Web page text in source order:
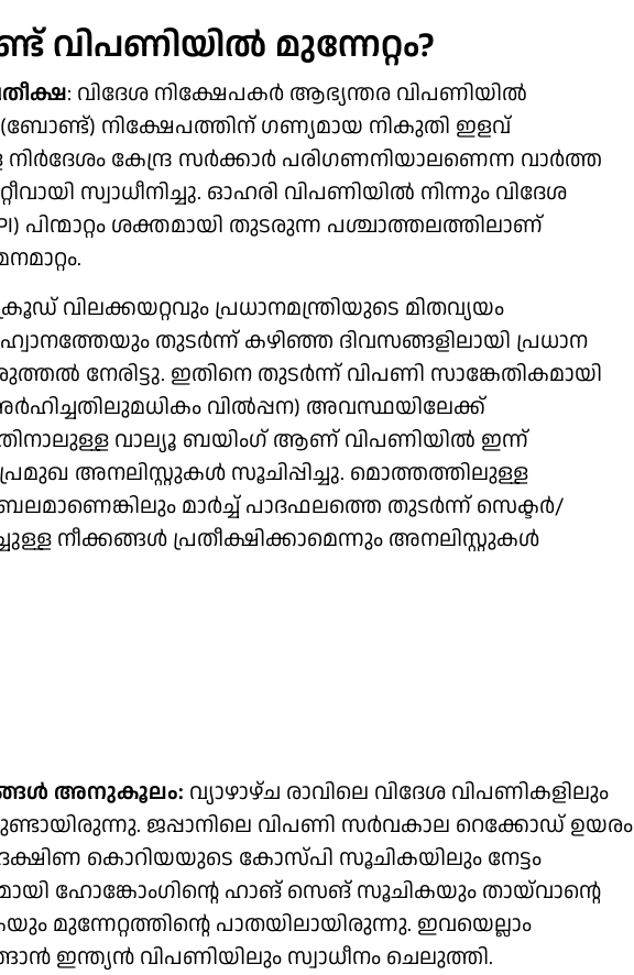
മുന്നേറ്റം?
: വിദേശ നിക്ഷേപകർ ആഭ്യന്തര വിപണിയിൽ
(ബോണ്ട്) നിക്ഷേപത്തിന് ​ഗണ്യമായ നികുതി ഇളവ്
കേന്ദ്ര സർക്കാർ പരി​ഗണനിയാലണെന്ന വാർത്ത
സ്വാധീനിച്ചു. ഓഹരി വിപണിയിൽ നിന്നും വി​ദേശ
പിന്മാറ്റം ശക്തമായി തുടരുന്ന പശ്ചാത്തലത്തിലാണ്
വിലക്കയറ്റവും പ്രധാനമന്ത്രിയുടെ മിതവ്യയം
തുടർന്ന് കഴിഞ്ഞ ദിവസങ്ങളിലായി പ്രധാന
നേരിട്ടു. ഇതിനെ തുടർന്ന് വിപണി സാങ്കേതികമായി
വിൽപ്പന) അവസ്ഥയിലേക്ക്
വാല്യൂ ബയിം​ഗ് ആണ് വിപണിയിൽ ഇന്ന്
അനലി​സ്റ്റുകൾ സൂചിപ്പിച്ചു. മൊത്തത്തിലുള്ള
മാർച്ച് പാദഫലത്തെ തുടർന്ന് സെക്ടർ/
നീക്കങ്ങൾ പ്രതീക്ഷിക്കാമെന്നും അനലി​സ്റ്റുകൾ
അനുകൂലം: വ്യാഴാഴ്ച രാവിലെ വിദേശ വിപണികളിലും
ജപ്പാനിലെ വിപണി സർവകാല റെക്കോഡ് ഉയരം
ദക്ഷിണ കൊറിയയുടെ കോസ്പി സൂചികയിലും നേട്ടം
ഹോങ്കോം​ഗിന്റെ ഹാങ് സെങ് സൂചികയും തായ്‍വാന്റെ
പാതയിലായിരുന്നു. ഇവയെല്ലാം
ഇന്ത്യൻ വിപണിയിലും സ്വാധീനം ചെലുത്തി.